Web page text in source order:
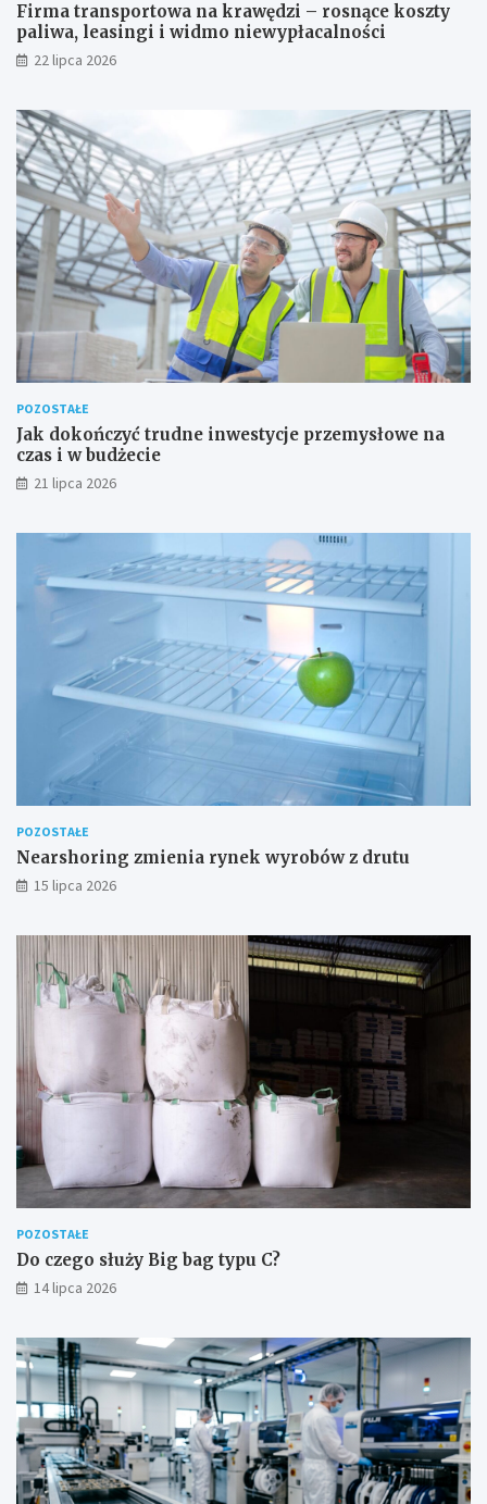
Firma transportowa na krawędzi – rosnące koszty
paliwa, leasingi i widmo niewypłacalności
22 lipca 2026
POZOSTAŁE
Jak dokończyć trudne inwestycje przemysłowe na
czas i w budżecie
21 lipca 2026
POZOSTAŁE
Nearshoring zmienia rynek wyrobów z drutu
15 lipca 2026
POZOSTAŁE
Do czego służy Big bag typu C?
14 lipca 2026